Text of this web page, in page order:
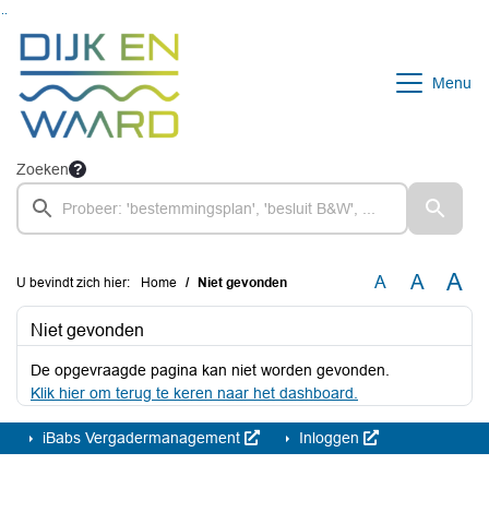
Menu
Zoeken
U bevindt zich hier: Home Niet gevonden A A A
Niet gevonden
De opgevraagde pagina kan niet worden gevonden.
Klik hier om terug te keren naar het dashboard.
iBabs Vergadermanagement Inloggen